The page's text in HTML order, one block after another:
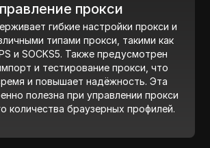
прокси
гибкие настройки прокси и
типами прокси, такими как
и SOCKS5. Также предусмотрен
и тестирование прокси, что
и повышает надёжность. Эта
полезна при управлении прокси
количества браузерных профилей.